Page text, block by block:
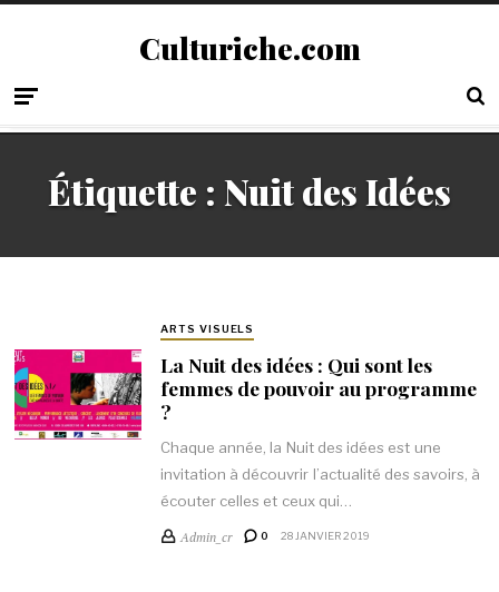
Culturiche.com
Étiquette : Nuit des Idées
ARTS VISUELS
La Nuit des idées : Qui sont les
femmes de pouvoir au programme
?
Chaque année, la Nuit des idées est une
invitation à découvrir l’actualité des savoirs, à
écouter celles et ceux qui…
Admin_cr 0 28 JANVIER 2019